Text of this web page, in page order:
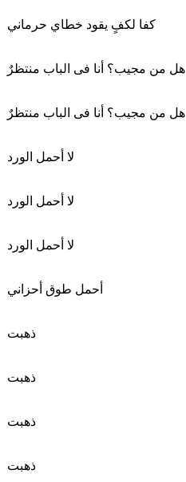
كفا لكفٍ يقود خطاي حرماني
هل من مجيب؟ أنا فى الباب منتظرٌ
هل من مجيب؟ أنا فى الباب منتظرٌ
لا أحمل الورد
لا أحمل الورد
لا أحمل الورد
أحمل طوق أحزاني
ذهبت
ذهبت
ذهبت
ذهبت